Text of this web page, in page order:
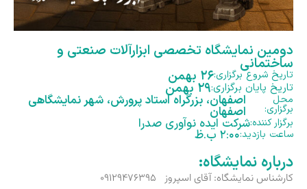
دومین نمایشگاه تخصصی ابزارآلات صنعتی و
ساختمانی
تاریخ شروع برگزاری:۲۶ بهمن
تاریخ پایان برگزاری:۲۹ بهمن
محل
برگزاری: اصفهان، بزرگراه استاد پرورش، شهر نمایشگاهی
اصفهان
برگزار کننده:شرکت ایده نوآوری صدرا
ساعت بازدید:۲:۰۰ ب.ظ
درباره نمایشگاه:
کارشناس نمایشگاه: آقای اسپروز ۰۹۱۲۹۴۷۶۳۹۵